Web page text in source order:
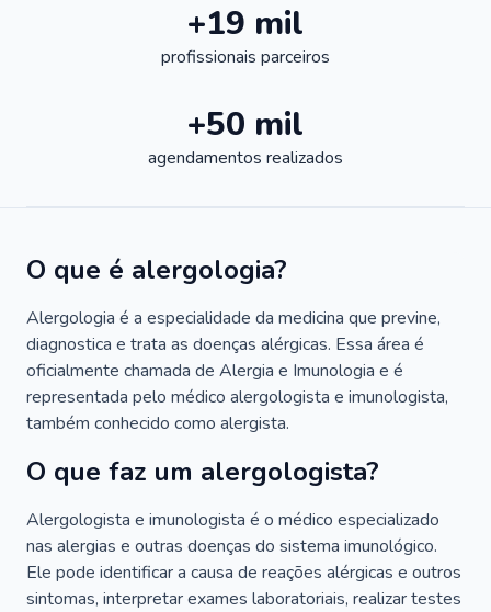
+19 mil
profissionais parceiros
+50 mil
agendamentos realizados
O que é alergologia?
Alergologia é a especialidade da medicina que previne,
diagnostica e trata as doenças alérgicas. Essa área é
oficialmente chamada de Alergia e Imunologia e é
representada pelo médico alergologista e imunologista,
também conhecido como alergista.
O que faz um alergologista?
Alergologista e imunologista é o médico especializado
nas alergias e outras doenças do sistema imunológico.
Ele pode identificar a causa de reações alérgicas e outros
sintomas, interpretar exames laboratoriais, realizar testes